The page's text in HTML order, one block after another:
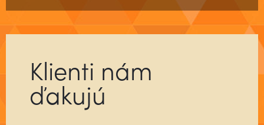
Klienti nám
ďakujú